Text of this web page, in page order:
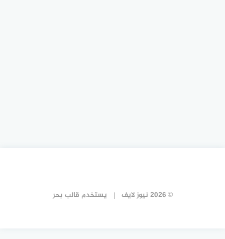
© 2026 نيوز لايف يستخدم قالب بحر